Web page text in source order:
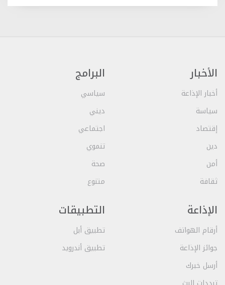
الأخبار
أخبار الإذاعة
سياسة
إقتصاد
دين
أمن
ثقافة
البرامج
سياسي
ديني
اجتماعي
تنموي
صحة
متنوع
الإذاعة
أرقام الهواتف
جوائز الإذاعة
أرسل خبرك
التطبيقات
تطبيق أبل
تطبيق أندرويد